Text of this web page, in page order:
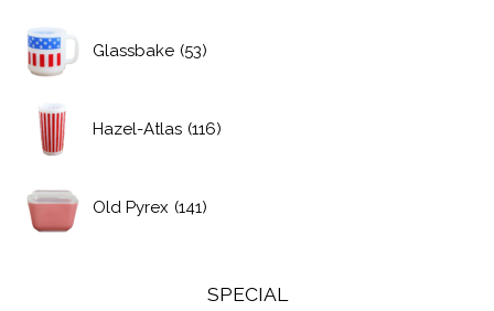
Glassbake (53)
Hazel-Atlas (116)
Old Pyrex (141)
SPECIAL